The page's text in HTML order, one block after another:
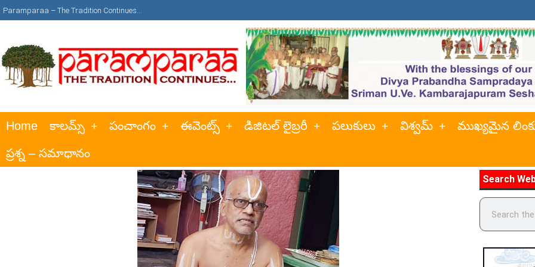
Paramparaa – The Tradition Continues…
Home కాలమ్స్ పంచాంగం ఈవెంట్స్ డిజిటల్ లైబ్రరీ పలుకులు విశ్వమ్ ముఖ్యమైన
ప్రశ్న – సమాధానం
Search